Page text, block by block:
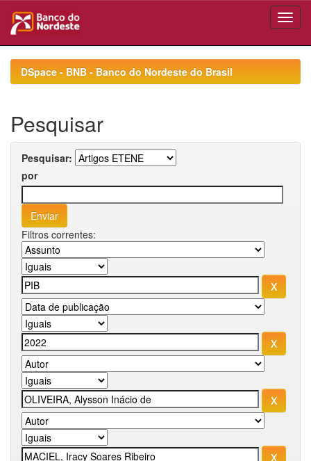
navigationDSpace - BNB - Banco do Nordeste do Brasil
Pesquisar
Pesquisar:
por
Filtros correntes: